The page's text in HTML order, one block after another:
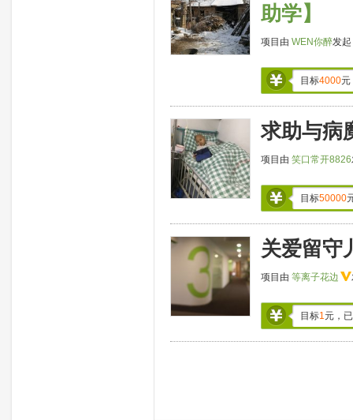
助学】
项目由 WEN你醉发起
目标4000元
求助与病
项目由 笑口常开8826
目标50000
关爱留守
项目由 等离子花边
目标1 元，